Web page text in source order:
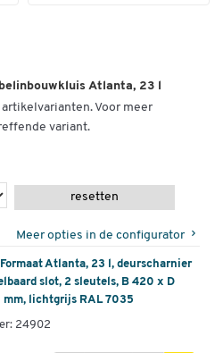
Atlanta, 23 l
Voor meer
variant.
resetten
Meer opties in de configurator
Atlanta, 23 l, deurscharnier
slot, 2 sleutels, B 420 x D
lichtgrijs RAL 7035
24902